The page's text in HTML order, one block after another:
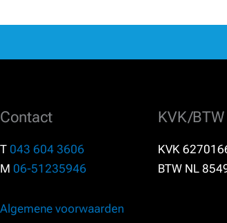
Contact
T 043 604 3606
M 06-51235946
Algemene voorwaarden
KVK/BTW
KVK
BTW NL